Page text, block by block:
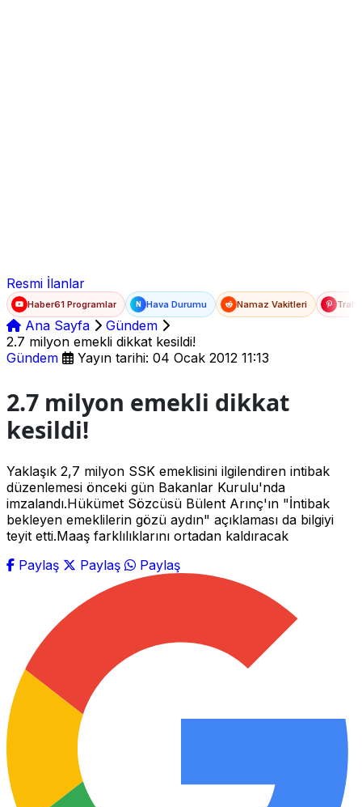
Resmi İlanlar
Haber61 Programlar N Hava Durumu Namaz Vakitleri
Ana Sayfa
Gündem
2.7 milyon emekli dikkat kesildi!
Gündem
Yayın tarihi: 04 Ocak 2012 11:13
2.7 milyon emekli dikkat
kesildi!
Yaklaşık 2,7 milyon SSK emeklisini ilgilendiren intibak
düzenlemesi önceki gün Bakanlar Kurulu'nda
imzalandı.Hükümet Sözcüsü Bülent Arınç'ın "İntibak
bekleyen emeklilerin gözü aydın" açıklaması da bilgiyi
teyit etti.Maaş farklılıklarını ortadan kaldıracak
Paylaş
Paylaş Paylaş